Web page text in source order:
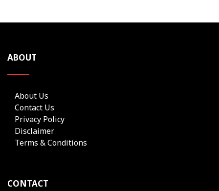
ABOUT
About Us
Contact Us
Privacy Policy
Disclaimer
Terms & Conditions
CONTACT